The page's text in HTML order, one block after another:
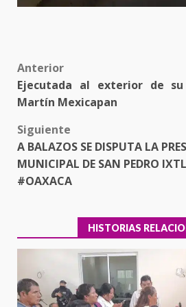
Post
navigation
Anterior
Ejecutada al exterior de
Martín Mexicapan
Siguiente
A BALAZOS SE DISPUTA LA
MUNICIPAL DE SAN PEDRO
#OAXACA
HISTORIAS